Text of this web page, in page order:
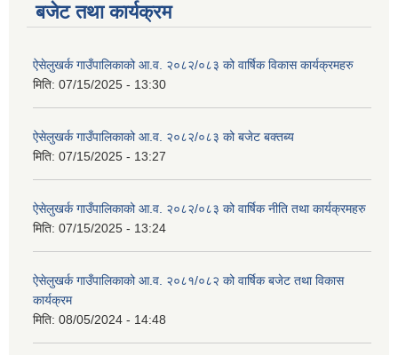
बजेट तथा कार्यक्रम
ऐसेलुखर्क गाउँपालिकाको आ.व. २०८२/०८३ को वार्षिक विकास कार्यक्रमहरु
मिति: 07/15/2025 - 13:30
ऐसेलुखर्क गाउँपालिकाको आ.व. २०८२/०८३ को बजेट बक्तब्य
मिति: 07/15/2025 - 13:27
ऐसेलुखर्क गाउँपालिकाको आ.व. २०८२/०८३ को वार्षिक नीति तथा कार्यक्रमहरु
मिति: 07/15/2025 - 13:24
ऐसेलुखर्क गाउँपालिकाको आ.व. २०८१/०८२ को वार्षिक बजेट तथा विकास
कार्यक्रम
मिति: 08/05/2024 - 14:48